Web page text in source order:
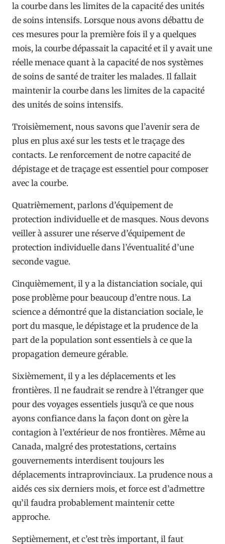
la courbe dans les limites de la capacité des unités
de soins intensifs. Lorsque nous avons débattu de
ces mesures pour la première fois il y a quelques
mois, la courbe dépassait la capacité et il y avait une
réelle menace quant à la capacité de nos systèmes
de soins de santé de traiter les malades. Il fallait
maintenir la courbe dans les limites de la capacité
des unités de soins intensifs.
Troisièmement, nous savons que l’avenir sera de
plus en plus axé sur les tests et le traçage des
contacts. Le renforcement de notre capacité de
dépistage et de traçage est essentiel pour composer
avec la courbe.
Quatrièmement, parlons d’équipement de
protection individuelle et de masques. Nous devons
veiller à assurer une réserve d’équipement de
protection individuelle dans l’éventualité d’une
seconde vague.
Cinquièmement, il y a la distanciation sociale, qui
pose problème pour beaucoup d’entre nous. La
science a démontré que la distanciation sociale, le
port du masque, le dépistage et la prudence de la
part de la population sont essentiels à ce que la
propagation demeure gérable.
Sixièmement, il y a les déplacements et les
frontières. Il ne faudrait se rendre à l’étranger que
pour des voyages essentiels jusqu’à ce que nous
ayons confiance dans la façon dont on gère la
contagion à l’extérieur de nos frontières. Même au
Canada, malgré des protestations, certains
gouvernements interdisent toujours les
déplacements intraprovinciaux. La prudence nous a
aidés ces six derniers mois, et force est d’admettre
qu’il faudra probablement maintenir cette
approche.
Septièmement, et c’est très important, il faut